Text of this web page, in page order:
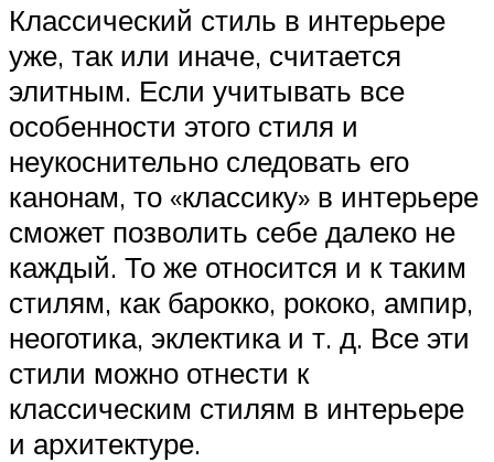
Классический стиль в интерьере
уже, так или иначе, считается
элитным. Если учитывать все
особенности этого стиля и
неукоснительно следовать его
канонам, то «классику» в интерьере
сможет позволить себе далеко не
каждый. То же относится и к таким
стилям, как барокко, рококо, ампир,
неоготика, эклектика и т. д. Все эти
стили можно отнести к
классическим стилям в интерьере
и архитектуре.